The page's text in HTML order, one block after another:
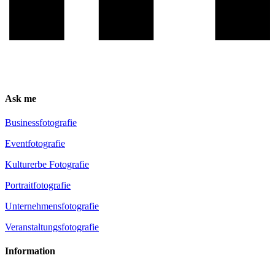
Ask me
Busi­ness­fo­to­gra­fie
Event­fo­to­gra­fie
Kul­tur­er­be Fotografie
Por­trait­fo­to­gra­fie
Unter­neh­mens­fo­to­gra­fie
Ver­an­stal­tungs­fo­to­gra­fie
Infor­ma­ti­on